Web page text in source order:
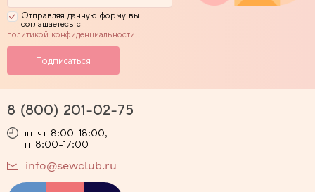
Отправляя данную форму вы
соглашаетесь с
политикой конфиденциальности
8 (800) 201-02-75
пн-чт 8:00-18:00,
пт 8:00-17:00
info@sewclub.ru